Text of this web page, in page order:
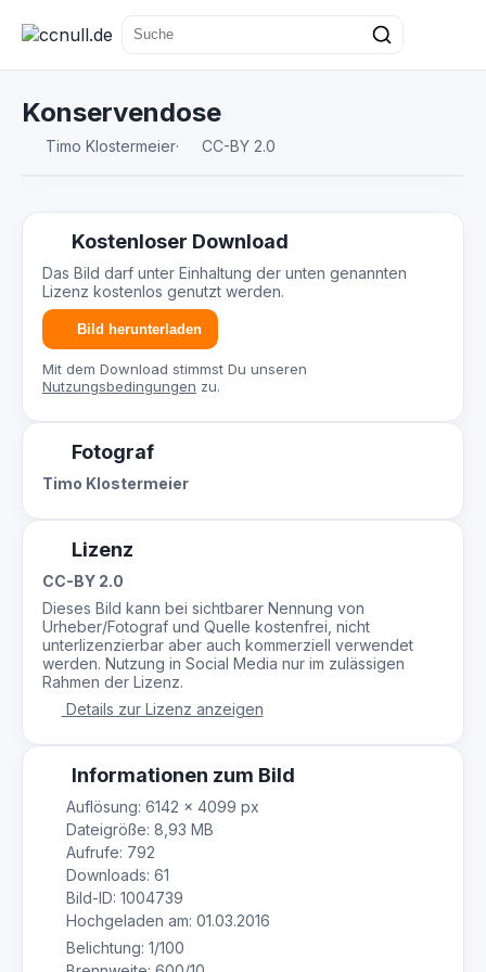
Konservendose
Timo Klostermeier· CC-BY 2.0
Kostenloser Download
Das Bild darf unter Einhaltung der unten genannten
Lizenz kostenlos genutzt werden.
Bild herunterladen
Mit dem Download stimmst Du unseren
Nutzungsbedingungen zu.
Fotograf
Timo Klostermeier
Lizenz
CC-BY 2.0
Dieses Bild kann bei sichtbarer Nennung von
Urheber/Fotograf und Quelle kostenfrei, nicht
unterlizenzierbar aber auch kommerziell verwendet
werden. Nutzung in Social Media nur im zulässigen
Rahmen der Lizenz.
Details zur Lizenz anzeigen
Informationen zum Bild
Auflösung: 6142 × 4099 px
Dateigröße: 8,93 MB
Aufrufe: 792
Downloads: 61
Bild-ID: 1004739
Hochgeladen am: 01.03.2016
Belichtung: 1/100